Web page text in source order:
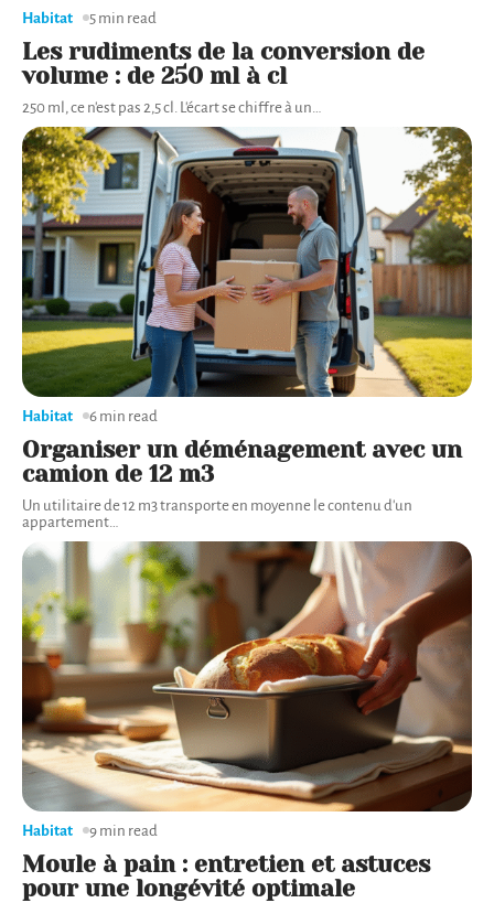
Les rudiments de la conversion de
volume : de 250 ml à cl
250 ml, ce n'est pas 2,5 cl. L'écart se chiffre à un
Habitat 5 min read
Organiser un déménagement avec un
camion de 12 m3
Un utilitaire de 12 m3 transporte en moyenne le contenu d'un
appartement
Habitat 6 min read
Moule à pain : entretien et astuces
pour une longévité optimale
Habitat 9 min read